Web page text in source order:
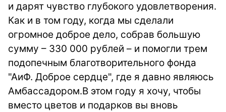
и дарят чувство глубокого удовлетворения.
Как и в том году, когда мы сделали
огромное доброе дело, собрав большую
сумму – 330 000 рублей – и помогли трем
подопечным благотворительного фонда
"АиФ. Доброе сердце", где я давно являюсь
Амбассадором.В этом году я хочу, чтобы
вместо цветов и подарков вы вновь